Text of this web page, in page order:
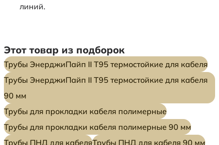
линий.
Этот товар из подборок
Трубы ЭнерджиПайп II Т95 термостойкие для кабеля
Трубы ЭнерджиПайп II Т95 термостойкие для кабеля
90 мм
Трубы для прокладки кабеля полимерные
Трубы для прокладки кабеля полимерные 90 мм
Трубы ПНД для кабеляТрубы ПНД для кабеля 90 мм